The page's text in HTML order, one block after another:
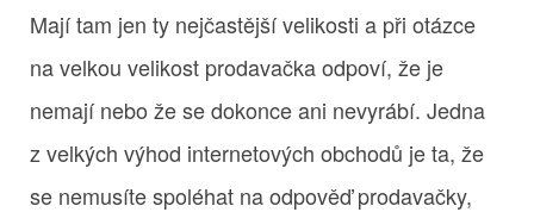
Mají tam jen ty nejčastější velikosti a při otázce
na velkou velikost prodavačka odpoví, že je
nemají nebo že se dokonce ani nevyrábí. Jedna
z velkých výhod internetových obchodů je ta, že
se nemusíte spoléhat na odpověď prodavačky,